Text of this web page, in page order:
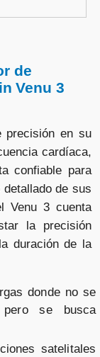
de
Venu 3
precisión en su
cardíaca,
confiable para
de sus
Venu 3 cuenta
la precisión
duración de la
donde no se
pero se busca
satelitales